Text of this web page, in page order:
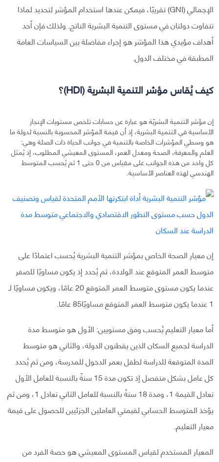
الإجمالي (GNI) تقريبًا، فيمكن عندها استخدام المؤشر لتحديد لماذا
تتفاوت دولتان في مستوى التنمية البشرية الناتج. ولذلك فإن أحد
أهداف مؤيدي هذا المؤشر هو إجراء مفاضلة بين السياسات العامة
المطبقة في مختلف الدول.
كيف يُقاس مؤشر التنمية البشرية (HDI)؟
إن مؤشر التنمية البشريّة هو عبارة عن حسابات تلخص مستويات الإنجاز
الأساسية في التنمية البشرية، إذ أن قيمة المؤشر المحسوبة بالنسبة لدولة ما
هو وسطي المؤشرات الخاصة بالتنمية في جوانب الحياة ذات الصلة وهي:
العلم والمعرفة، الصحة ومعدل العمر، المستوى المعيشي المطلوب، إذ يُمثل
كل واحد من هذه الجوانب على مقياس من 0 حتى 1 ثم يُحسب المتوسط
الهندسي لهذه العناصر الأساسية.
إن معيار الصحة الخاص بمؤشر التنمية البشرية يُحسب اعتمادًا على
متوسط العمر المتوقع عند الولادة، ثم يُحدد إذ يكون مساويًا للصفر
عندما يكون مستوى متوسط العمر المتوقع 20 عامًا، ويكون مساويًا لـ
1 عندما يكون متوسط العمر المتوقع مساويًا85 عامًا.
أما معيار التعليم يُحسب وفق مستويين: الأول هو متوسط مدة
الدراسة لجميع السكان الذين يقطنون الدولة، والثاني هو متوسط
المدة المتوقعة للدراسة لطفل بعمر الدخول للمدرسة، ومن ثم يُحدد
كل عامل بشكل منفصل إذ تكون مدة 15 سنةً بالنسبة للعامل الأول
تعادل القيمة 1، ومدة 18 سنةً بالنسبة للعامل الثاني تعادل 1، ومن ثم
يؤخذ المتوسط الحسابي لقيمتي العاملين الجزئيين للحصول على قيمة
معيار التعليم.
المعيار المستخدم لقياس المستوى المعيشي هو حصة الفرد من